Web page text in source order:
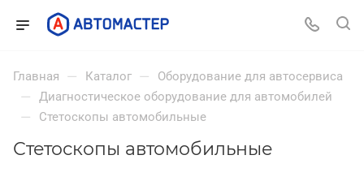
Главная — Каталог — Оборудование для автосервиса
— Диагностическое оборудование для автомобилей
— Стетоскопы автомобильные
Стетоскопы автомобильные